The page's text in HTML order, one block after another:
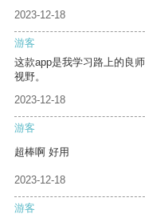
2023-12-18
游客
这款app是我学习路上的良
视野。
2023-12-18
游客
超棒啊 好用
2023-12-18
游客